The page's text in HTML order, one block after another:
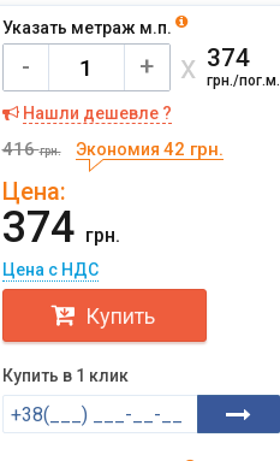
Указать метраж м.п.
- + х 374
грн./пог.м.
Нашли дешевле ?
416грн. Экономия 42 грн.
Цена:
374 грн.
Цена с НДС
Купить
Купить в 1 клик